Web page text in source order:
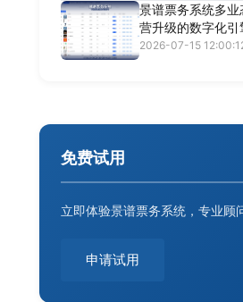
景谱票务系统多
营升级的数字化引
2026-07-15
免费试用
立即体验景谱票务系统，专业顾
申请试用